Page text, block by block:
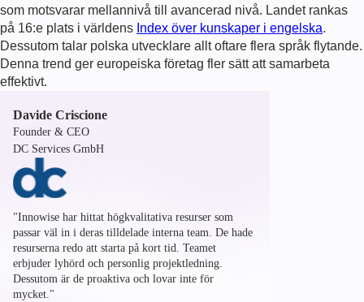
som motsvarar mellannivå till avancerad nivå. Landet rankas
på 16:e plats i världens Index över kunskaper i engelska.
Dessutom talar polska utvecklare allt oftare flera språk flytande.
Denna trend ger europeiska företag fler sätt att samarbeta
effektivt.
Davide Criscione
Founder & CEO
DC Services GmbH
"Innowise har hittat högkvalitativa resurser som
passar väl in i deras tilldelade interna team. De hade
resurserna redo att starta på kort tid. Teamet
erbjuder lyhörd och personlig projektledning.
Dessutom är de proaktiva och lovar inte för
mycket."